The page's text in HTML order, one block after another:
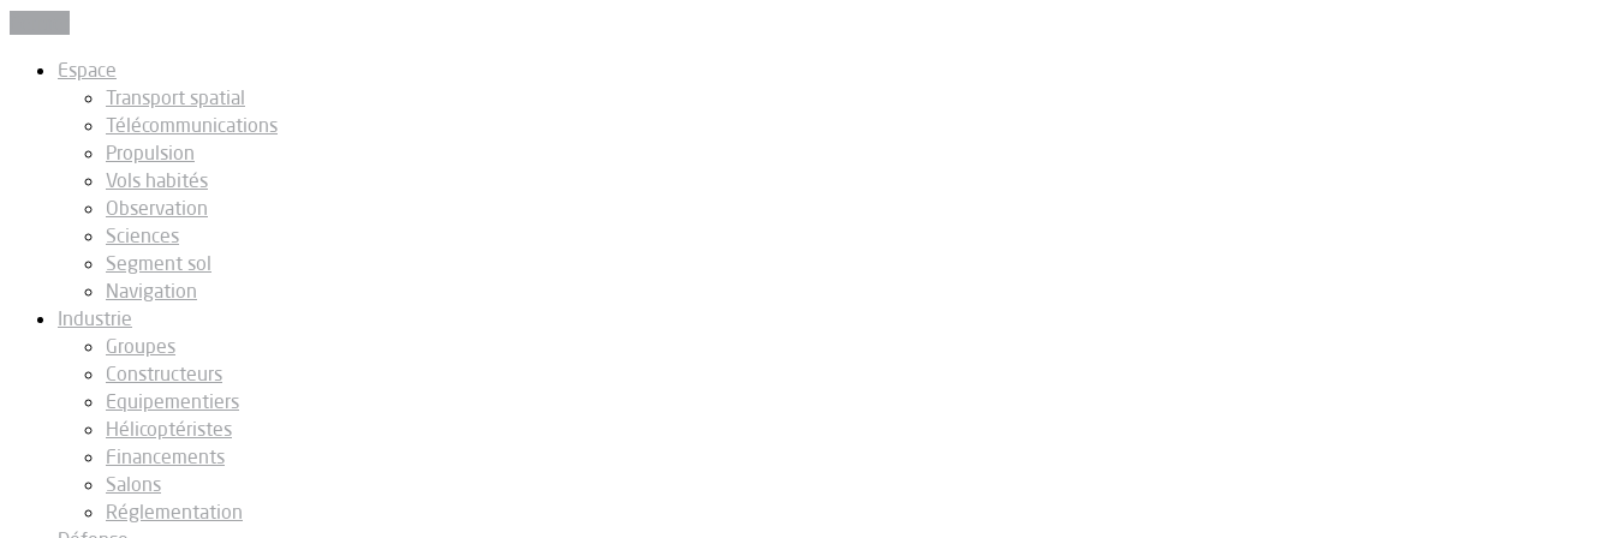
Espace
Transport spatial
Télécommunications
Propulsion
Vols habités
Observation
Sciences
Segment sol
Navigation
Industrie
Groupes
Constructeurs
Equipementiers
Hélicoptéristes
Financements
Salons
Réglementation